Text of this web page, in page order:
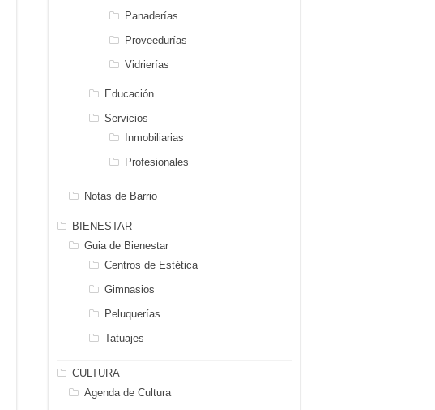
Panaderías
Proveedurías
Vidrierías
Educación
Servicios
Inmobiliarias
Profesionales
Notas de Barrio
BIENESTAR
Guia de Bienestar
Centros de Estética
Gimnasios
Peluquerías
Tatuajes
CULTURA
Agenda de Cultura